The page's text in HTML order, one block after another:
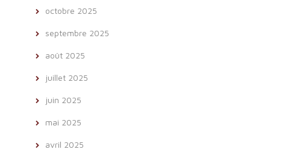
octobre 2025
septembre 2025
août 2025
juillet 2025
juin 2025
mai 2025
avril 2025